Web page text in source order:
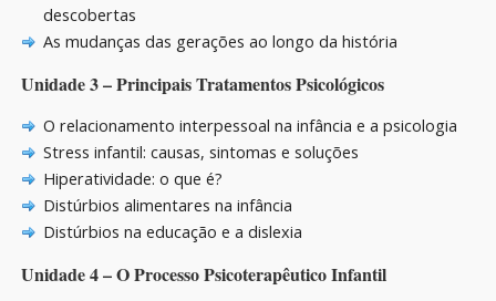
descobertas
As mudanças das gerações ao longo da história
Unidade 3 – Principais Tratamentos Psicológicos
O relacionamento interpessoal na infância e a psicologia
Stress infantil: causas, sintomas e soluções
Hiperatividade: o que é?
Distúrbios alimentares na infância
Distúrbios na educação e a dislexia
Unidade 4 – O Processo Psicoterapêutico Infantil